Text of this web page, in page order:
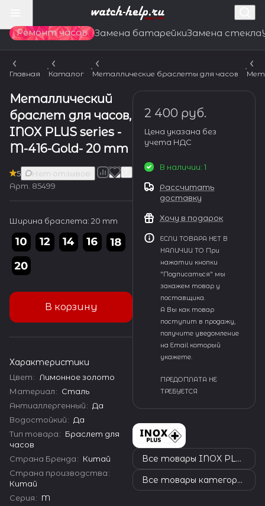
Ремонт часов Замена батарейкиЗамена стекла
Главная Каталог Металлические браслеты для часов
Металлический
браслет для часов,
INOX PLUS series -
M-416-Gold- 20 mm
5
Нет отзывов
Арт. 85499
Ширина браслета: 20 mm
В корзину
Характеристики
Цвет:
Лимонное золото
Материал: Сталь
Антиаллергенный: Да
Водостойкий: Да
Тип товара: Браслет для
часов
Страна Бренда: Китай
Страна производства:
Китай
Серия: M
2 400 руб.
Цена указана без
учета НДС
В наличии: 1
Рассчитать
доставку
Хочу в подарок
ЕСЛИ ТОВАРА НЕТ В
НАЛИЧИИ ТО При
нажатии кнопки
"Подписаться" мы
закажем товар у
поставщика.
А Вы как товар
поступит в продажу,
получите уведомление
на Email который
укажете.
ПРЕДОПЛАТА НЕ
ТРЕБУЕТСЯ
Все товары INOX PLUS
Все товары категории